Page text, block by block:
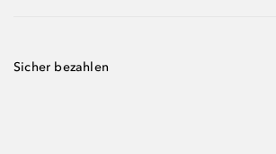
Sicher bezahlen